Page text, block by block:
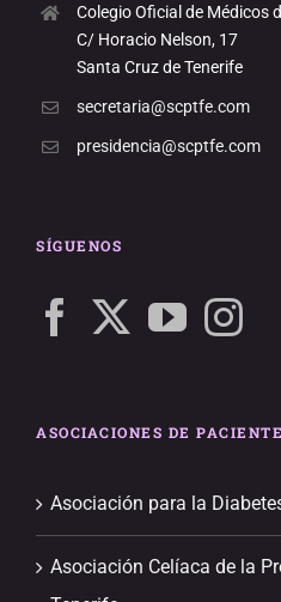
Colegio Oficial de Médicos
C/ Horacio Nelson, 17
Santa Cruz de Tenerife
secretaria@scptfe.com
presidencia@scptfe.com
SÍGUENOS
ASOCIACIONES DE
Asociación para la
Asociación Celíaca de la